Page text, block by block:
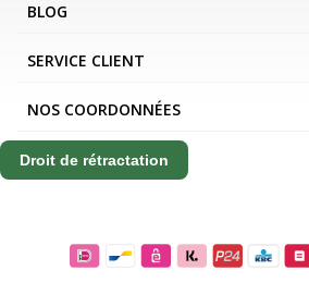
BLOG
SERVICE CLIENT
NOS COORDONNÉES
Droit de rétractation